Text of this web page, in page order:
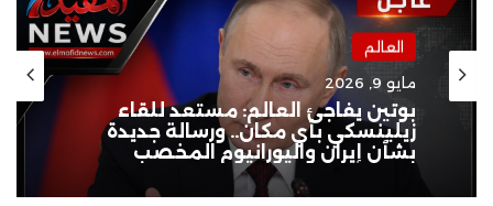
العالم
مايو 9, 2026
بوتين يفاجئ العالم: مستعد للقاء
زيلينسكي بأي مكان.. ورسالة جديدة
بشأن إيران واليورانيوم المخصب